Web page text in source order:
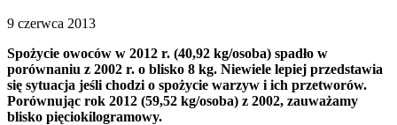
9 czerwca 2013
Spożycie owoców w 2012 r. (40,92 kg/osoba) spadło w
porównaniu z 2002 r. o blisko 8 kg. Niewiele lepiej przedstawia
się sytuacja jeśli chodzi o spożycie warzyw i ich przetworów.
Porównując rok 2012 (59,52 kg/osoba) z 2002, zauważamy
blisko pięciokilogramowy.